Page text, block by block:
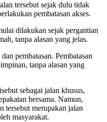
tersebut sejak dulu tidak
pembatasan akses.
dilakukan sejak pergantian
tanpa alasan yang jelas.
pembatasan. Pembatasan
tanpa alasan yang
sebagai jalan khusus,
bersama. Namun,
tersebut merupakan jalan
masyarakat.